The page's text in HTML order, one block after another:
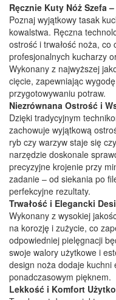
Ręcznie Kuty Nóż Szefa
Poznaj wyjątkowy tasak
kowalstwa. Ręczna
ostrość i trwałość noża,
profesjonalnych kucharzy
Wykonany z najwyższej
cięcie, zapewniając
przygotowywaniu potraw.
Niezrównana Ostrość i
Dzięki tradycyjnym
zachowuje wyjątkową
ryb czy warzyw staje się
narzędzie doskonale
precyzyjne krojenie przy
zadanie – od siekania po
perfekcyjne rezultaty.
Trwałość i Elegancki
Wykonany z wysokiej
na korozję i zużycie, co
odpowiedniej pielęgnacji
swoje walory użytkowe i
design noża dodaje kuchni
ponadczasowym pięknem.
Lekkość i Komfort